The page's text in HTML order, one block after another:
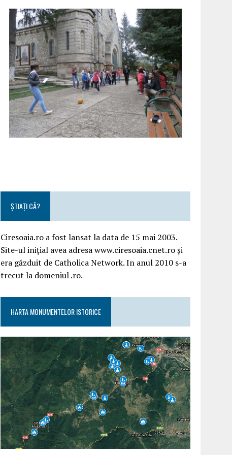
ȘTIAȚI CĂ?
Ciresoaia.ro a fost lansat la data de 15 mai 2003.
Site-ul inițial avea adresa www.ciresoaia.cnet.ro și
era găzduit de Catholica Network. In anul 2010 s-a
trecut la domeniul .ro.
HARTA MONUMENTELOR ISTORICE